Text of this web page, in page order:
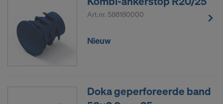
Art.nr. 588180000
Nieuw
Doka geperforeerde band